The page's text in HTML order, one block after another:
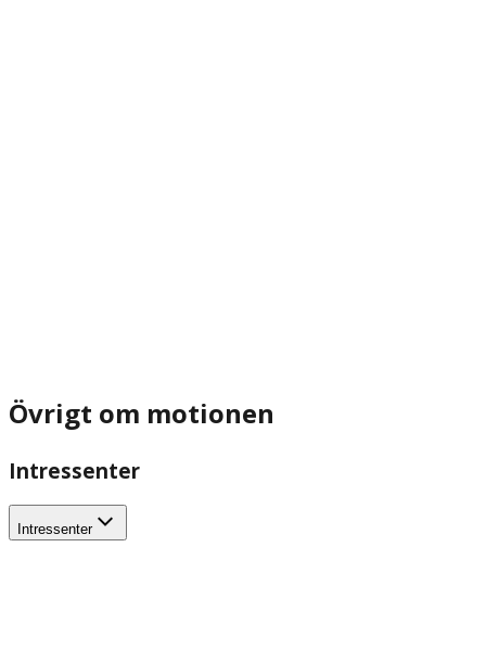
Övrigt om motionen
Intressenter
Intressenter